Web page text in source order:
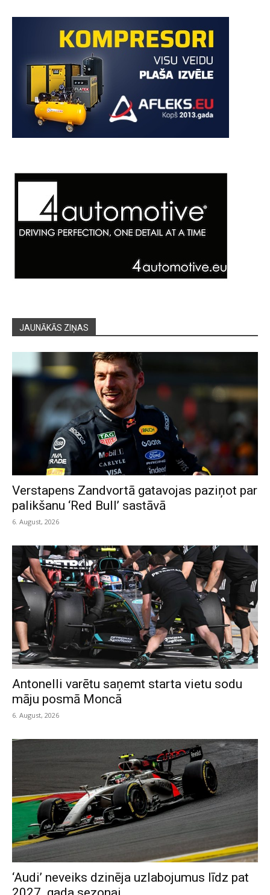
JAUNĀKĀS ZIŅAS
Verstapens Zandvortā gatavojas paziņot par
palikšanu ‘Red Bull’ sastāvā
6. August, 2026
Antonelli varētu saņemt starta vietu sodu
māju posmā Moncā
6. August, 2026
‘Audi’ neveiks dzinēja uzlabojumus līdz pat